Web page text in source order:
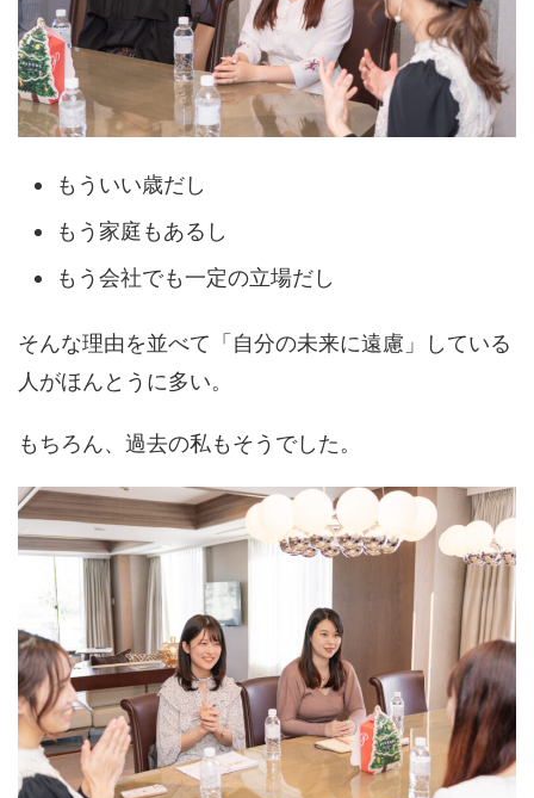
もういい歳だし
もう家庭もあるし
もう会社でも一定の立場だし
そんな理由を並べて「自分の未来に遠慮」している
人がほんとうに多い。
もちろん、過去の私もそうでした。